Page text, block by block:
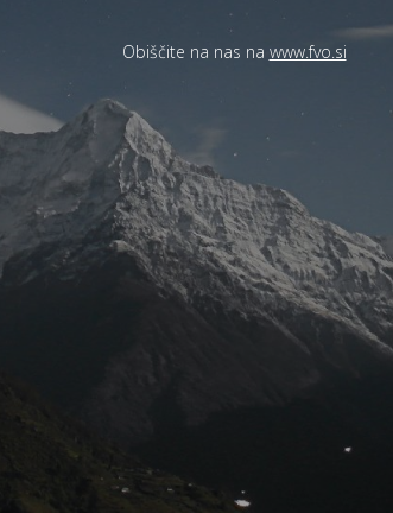
Obiščite na nas na www.fvo.si